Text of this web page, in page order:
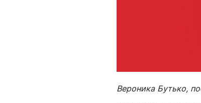
Вероника Бутько,